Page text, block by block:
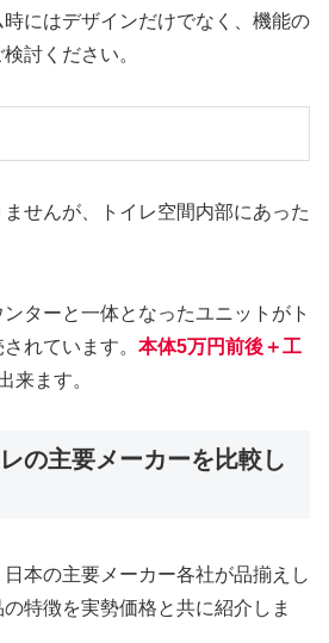
にはデザインだけでなく、機能の
討ください。
せんが、トイレ空間内部にあった
ターと一体となったユニットがト
れています。 本体5万円前後＋工
来ます。
の主要メーカーを比較し
本の主要メーカー各社が品揃えし
特徴を実勢価格と共に紹介しま